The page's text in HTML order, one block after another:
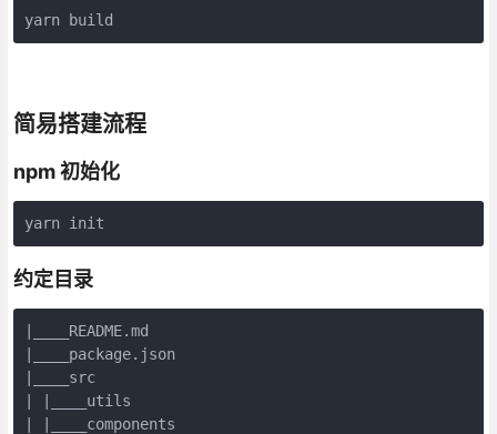
yarn build
简易搭建流程
npm 初始化
yarn init
约定目录
|____README.md
|
____package.json
|____src
|
|____utils
|
|____components